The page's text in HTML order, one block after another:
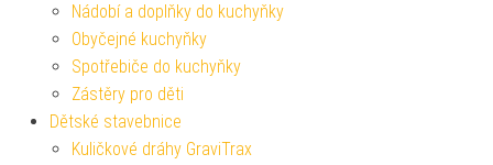
Nádobí a doplňky do kuchyňky
Obyčejné kuchyňky
Spotřebiče do kuchyňky
Zástěry pro děti
Dětské stavebnice
Kuličkové dráhy GraviTrax